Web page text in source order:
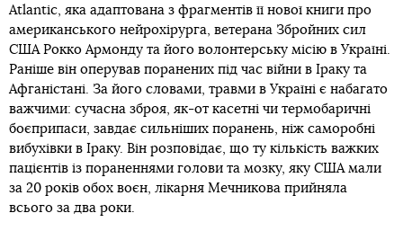
Atlantic, яка адаптована з фрагментів її нової книги про
американського нейрохірурга, ветерана Збройних сил
США Рокко Армонду та його волонтерську місію в Україні.
Раніше він оперував поранених під час війни в Іраку та
Афганістані. За його словами, травми в Україні є набагато
важчими: сучасна зброя, як-от касетні чи термобаричні
боєприпаси, завдає сильніших поранень, ніж саморобні
вибухівки в Іраку. Він розповідає, що ту кількість важких
пацієнтів із пораненнями голови та мозку, яку США мали
за 20 років обох воєн, лікарня Мечникова прийняла
всього за два роки.